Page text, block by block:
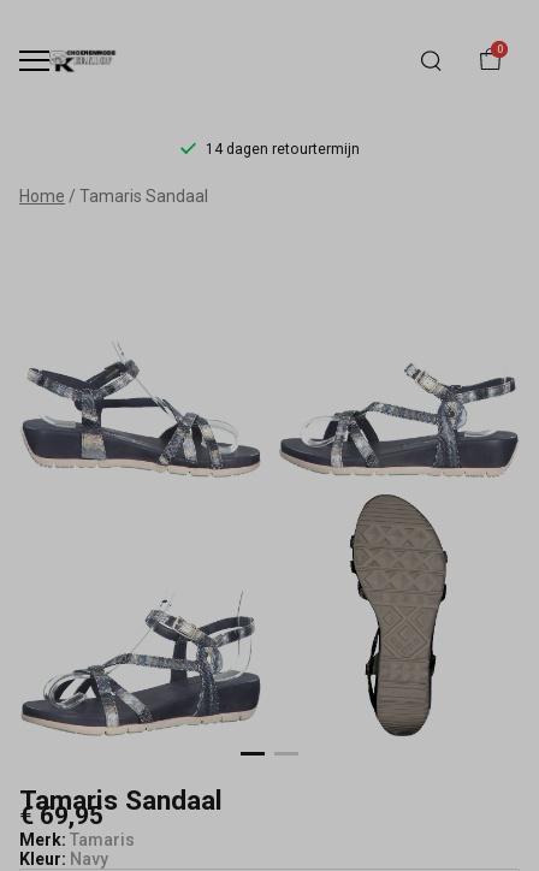
0
14 dagen retourtermijn
Tamaris
Schoenmode
Kerkhof
Home Tamaris Sandaal
Tamaris Sandaal
€ 69,95
Merk: Tamaris
Kleur: Navy